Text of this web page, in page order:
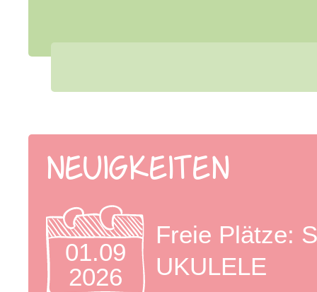
NEUIGKEITEN
01.09
2026
Freie Plätze:
UKULELE